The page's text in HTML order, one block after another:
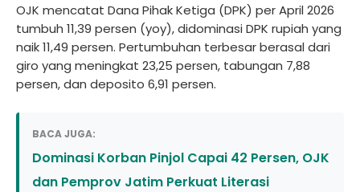
OJK mencatat Dana Pihak Ketiga (DPK) per April 2026
tumbuh 11,39 persen (yoy), didominasi DPK rupiah yang
naik 11,49 persen. Pertumbuhan terbesar berasal dari
giro yang meningkat 23,25 persen, tabungan 7,88
persen, dan deposito 6,91 persen.
BACA JUGA:
Dominasi Korban Pinjol Capai 42 Persen, OJK
dan Pemprov Jatim Perkuat Literasi